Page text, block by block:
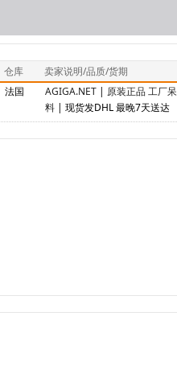
仓库 卖家说明/品质/货期
法国 AGIGA.NET | 原装正品 工厂呆
料 | 现货发DHL 最晚7天送达